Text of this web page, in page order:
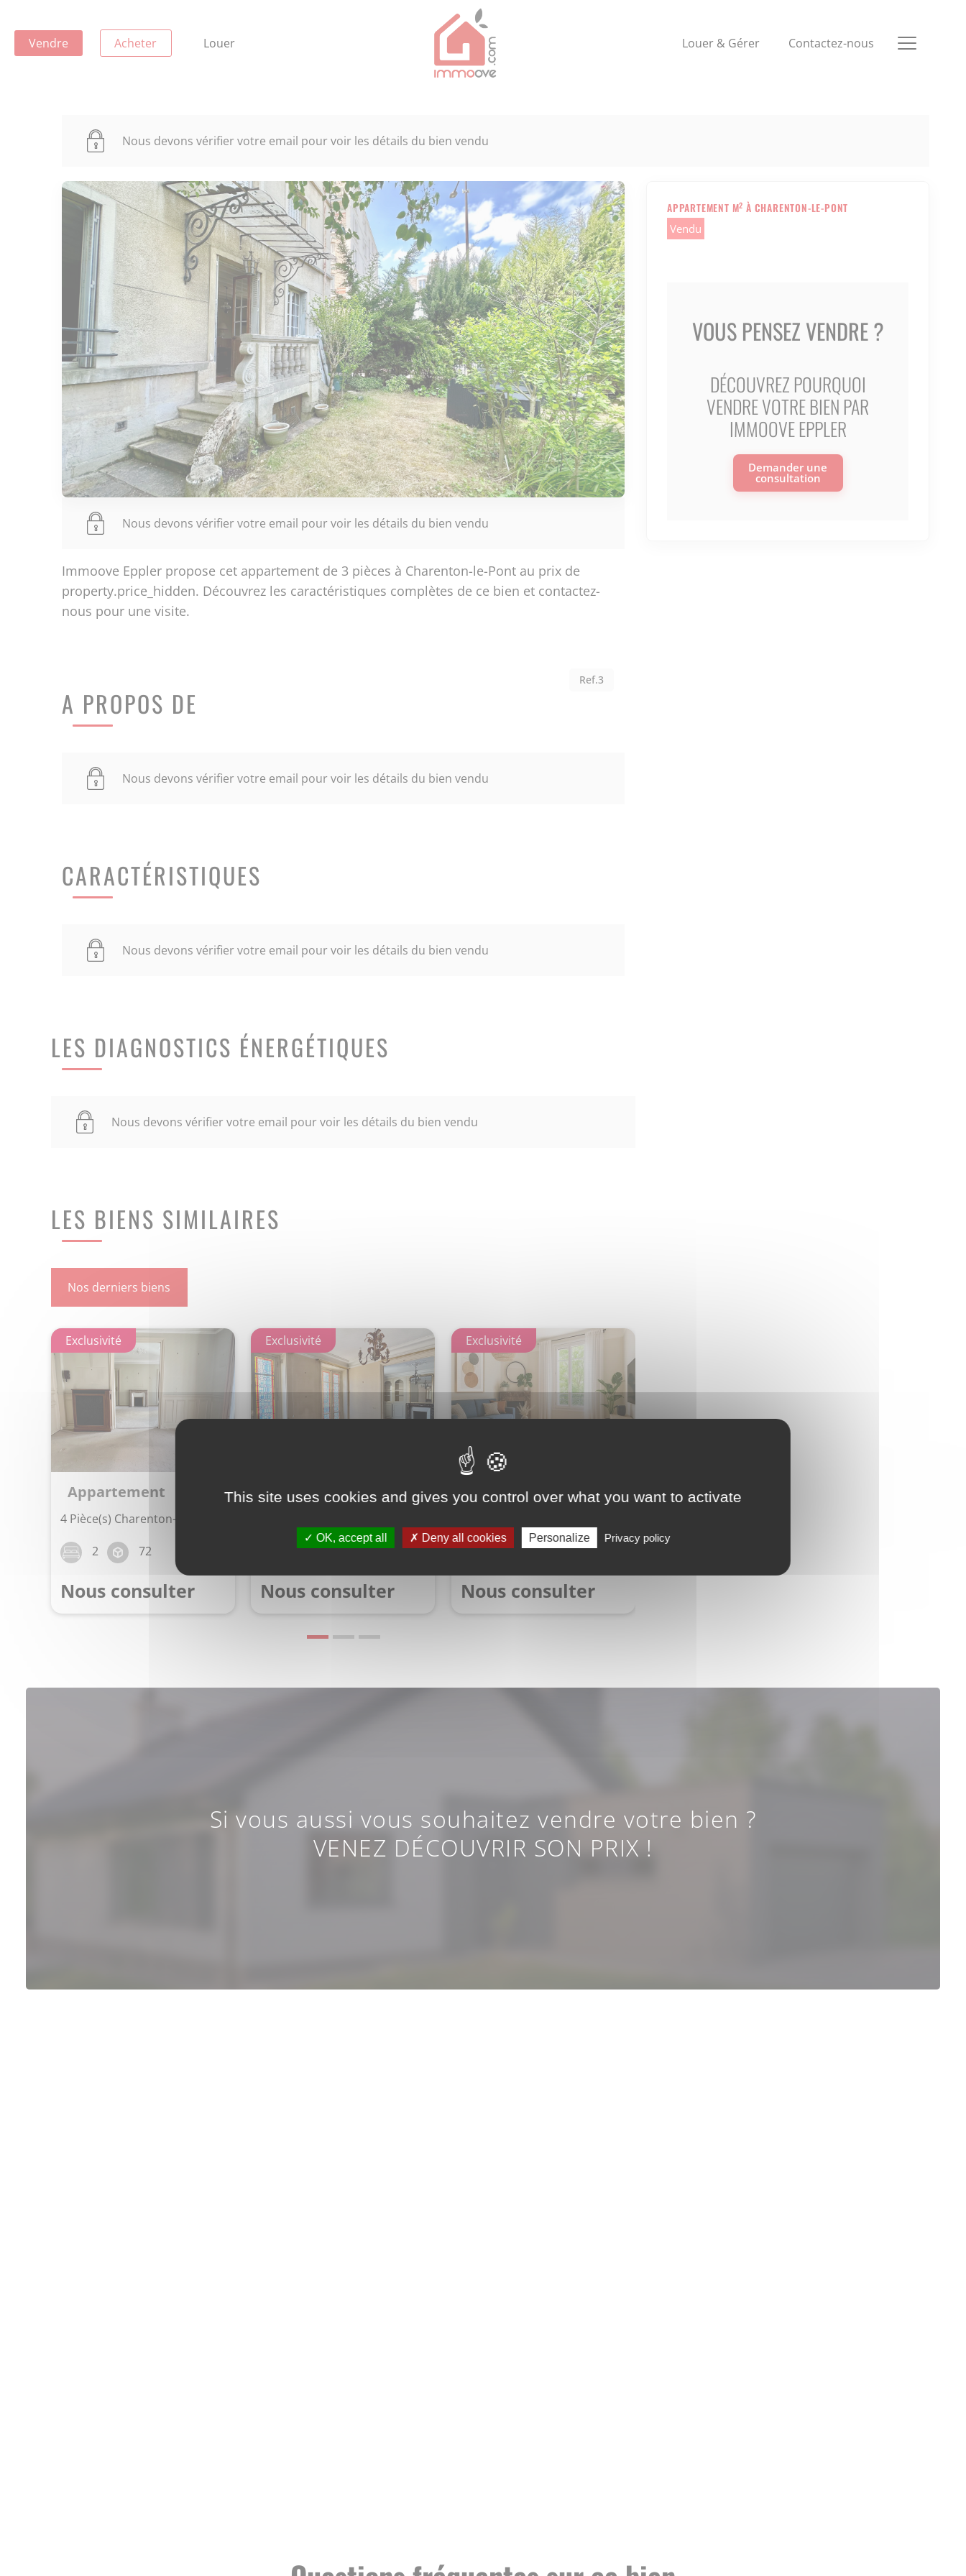
Vendre Acheter Louer Louer & Gérer Contactez-nous
Nous devons vérifier votre email pour voir les détails du bien vendu
Nous devons vérifier votre email pour voir les détails du bien vendu
Immoove Eppler propose cet appartement de 3 pièces à Charenton-le-Pont au prix de
property.price_hidden. Découvrez les caractéristiques complètes de ce bien et contactez-
nous pour une visite.
A PROPOS DE
Ref.3
Nous devons vérifier votre email pour voir les détails du bien vendu
CARACTÉRISTIQUES
Nous devons vérifier votre email pour voir les détails du bien vendu
LES DIAGNOSTICS ÉNERGÉTIQUES
Nous devons vérifier votre email pour voir les détails du bien vendu
LES BIENS SIMILAIRES
Nos derniers biens
Appartement
1 Pièce(s) Charenton-le-Pont
1 28
Nous consulter
Appartement
2 67
Nous consulter
Appartement
2 69
Nous consulter
APPARTEMENT M2 À CHARENTON-LE-PONT
Vendu
VOUS PENSEZ VENDRE ?
DÉCOUVREZ POURQUOI
VENDRE VOTRE BIEN PAR
IMMOOVE EPPLER
Demander une
consultation
Si vous aussi vous souhaitez vendre votre bien ?
VENEZ DÉCOUVRIR SON PRIX !
This site uses cookies and gives you control over what you want to activate
OK, accept all Deny all cookies Personalize Privacy policy